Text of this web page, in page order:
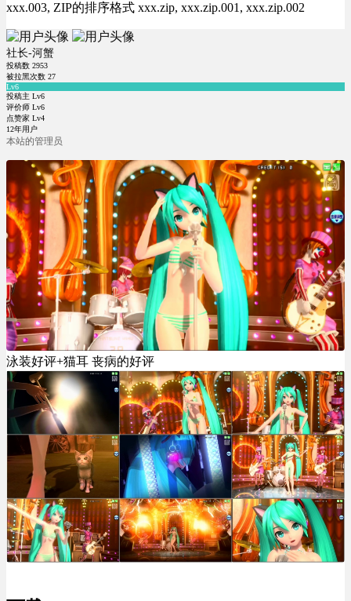
xxx.003, ZIP的排序格式 xxx.zip, xxx.zip.001, xxx.zip.002
社长-河蟹
投稿数 2953
被拉黑次数 27
Lv6
投稿主 Lv6
评价师 Lv6
点赞家 Lv4
12年用户
本站的管理员
泳装好评+猫耳 丧病的好评